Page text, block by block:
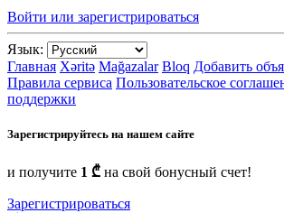
Войти или зарегистрироваться
Язык:
Главная Xəritə Mağazalar Bloq Добавить
Правила сервиса Пользовательское
поддержки
Зарегистрируйтесь на нашем сайте
и получите 1 ₾ на свой бонусный счет!
Зарегистрироваться